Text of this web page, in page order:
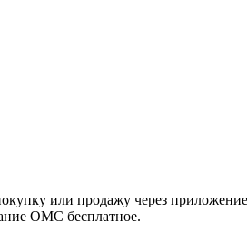
или продажу через
ОМС бесплатное.